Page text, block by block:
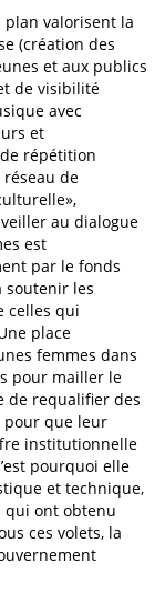
valorisent la
(création des
et aux publics
de visibilité
avec
et
répétition
de
au dialogue
est
par le fonds
soutenir les
celles qui
place
femmes dans
pour mailler le
de requalifier des
pour que leur
institutionnelle
pourquoi elle
et technique,
qui ont obtenu
ces volets, la